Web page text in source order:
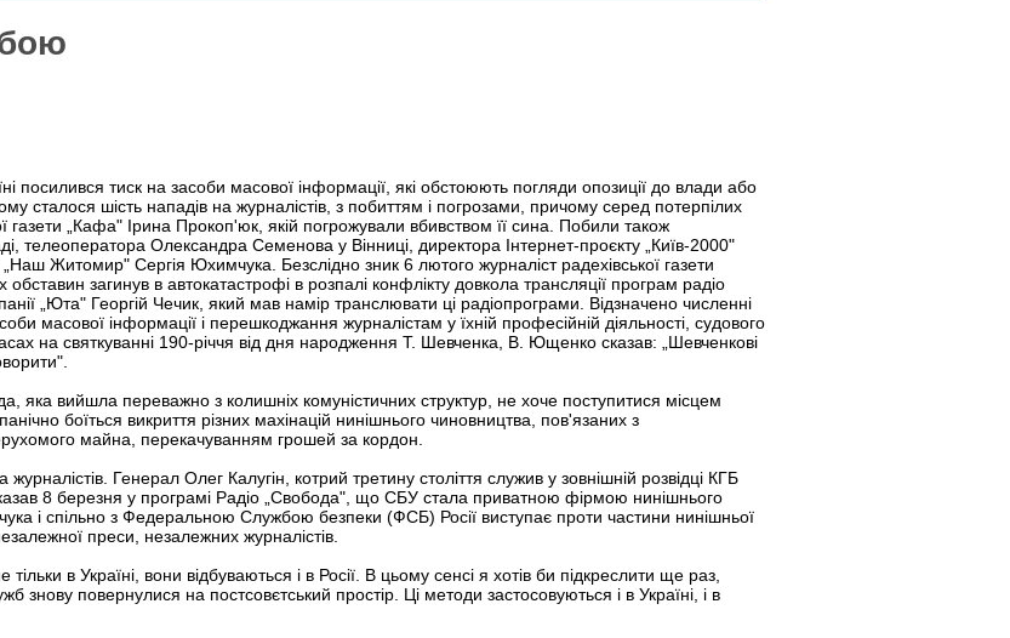
посилився тиск на засоби масової інформації, які обстоюють погляди опозиції до влади або
сталося шість нападів на журналістів, з побиттям і погрозами, причому серед потерпілих
газети „Кафа" Ірина Прокоп'юк, якій погрожували вбивством її сина. Побили також
телеоператора Олександра Семенова у Вінниці, директора Інтернет-проєкту „Київ-2000"
Житомир" Сергія Юхимчука. Безслідно зник 6 лютого журналіст радехівської газети
загинув в автокатастрофі в розпалі конфлікту довкола трансляції програм радіо
„Юта" Георгій Чечик, який мав намір транслювати ці радіопрограми. Відзначено численні
масової інформації і перешкоджання журналістам у їхній професійній діяльності, судового
на святкуванні 190-річчя від дня народження Т. Шевченка, В. Ющенко сказав: „Шевченкові
яка вийшла переважно з колишніх комуністичних структур, не хоче поступитися місцем
боїться викриття різних махінацій нинішнього чиновництва, пов'язаних з
майна, перекачуванням грошей за кордон.
Генерал Олег Калугін, котрий третину століття служив у зовнішній розвідці КГБ
8 березня у програмі Радіо „Свобода", що СБУ стала приватною фірмою нинішнього
і спільно з Федеральною Службою безпеки (ФСБ) Росії виступає проти частини нинішньої
преси, незалежних журналістів.
тільки в Україні, вони відбуваються і в Росії. В цьому сенсі я хотів би підкреслити ще раз,
знову повернулися на постсовєтський простір. Ці методи застосовуються і в Україні, і в